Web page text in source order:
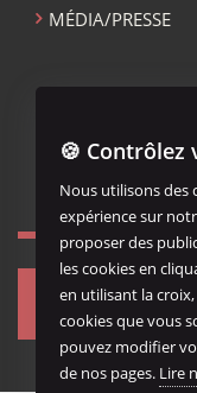
MÉDIA/PRESSE
MENTIONS
NOUS
🍪 Contrôlez
Nous utilisons des
expérience sur
proposer des
les cookies en
en utilisant la
cookies que vous
pouvez modifier
de nos pages. Lire